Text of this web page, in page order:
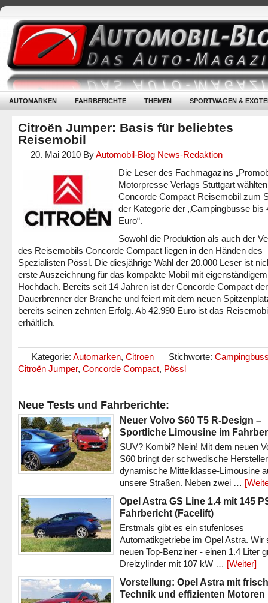
AUTOMARKEN FAHRBERICHTE THEMEN SPORTWAGEN &
Citroën Jumper: Basis für beliebtes
Reisemobil
20. Mai 2010 ByAutomobil-Blog News-Redaktion
Die Leser des Fachmagazins
Motorpresse Verlags Stuttgart
Concorde Compact Reisemobil zum
der Kategorie der „Campingbusse bis
Euro“.
Sowohl die Produktion als auch der
des Reisemobils Concorde Compact liegen in den Händen des
Spezialisten Pössl. Die diesjährige Wahl der 20.000 Leser ist
erste Auszeichnung für das kompakte Mobil mit eigenständigem
Hochdach. Bereits seit 14 Jahren ist der Concorde Compact der
Dauerbrenner der Branche und feiert mit dem neuen
bereits seinen zehnten Erfolg. Ab 42.990 Euro ist das
erhältlich.
Kategorie: Automarken, Citroen Stichworte:
Citroën Jumper, Concorde Compact, Pössl
Neue Tests und Fahrberichte:
Neuer Volvo S60 T5 R-Design –
Sportliche Limousine im
SUV? Kombi? Nein! Mit dem neuen
S60 bringt der schwedische
dynamische Mittelklasse-Limousine
unsere Straßen. Neben zwei …
Opel Astra GS Line 1.4 mit 145
Fahrbericht (Facelift)
Erstmals gibt es ein stufenloses
Automatikgetriebe im Opel Astra. Wir
neuen Top-Benziner - einen 1.4 Liter
Dreizylinder mit 107 kW … [Weiter]
Vorstellung: Opel Astra mit
Technik und effizienten Motoren